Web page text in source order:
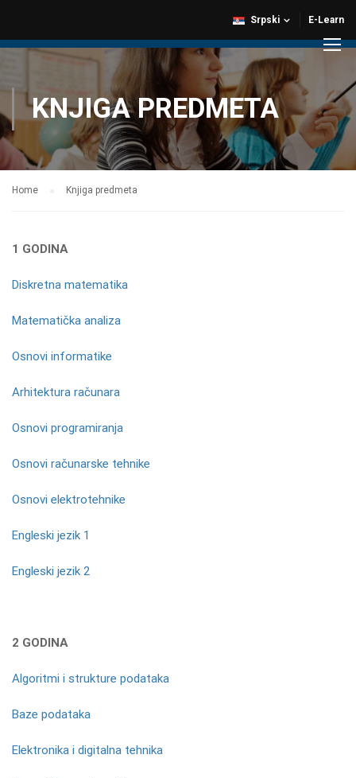
E-Learn
Srpski
KNJIGA PREDMETA
Home Knjiga predmeta
1 GODINA
Diskretna matematika
Matematička analiza
Osnovi informatike
Arhitektura računara
Osnovi programiranja
Osnovi računarske tehnike
Osnovi elektrotehnike
Engleski jezik 1
Engleski jezik 2
2 GODINA
Algoritmi i strukture podataka
Baze podataka
Elektronika i digitalna tehnika